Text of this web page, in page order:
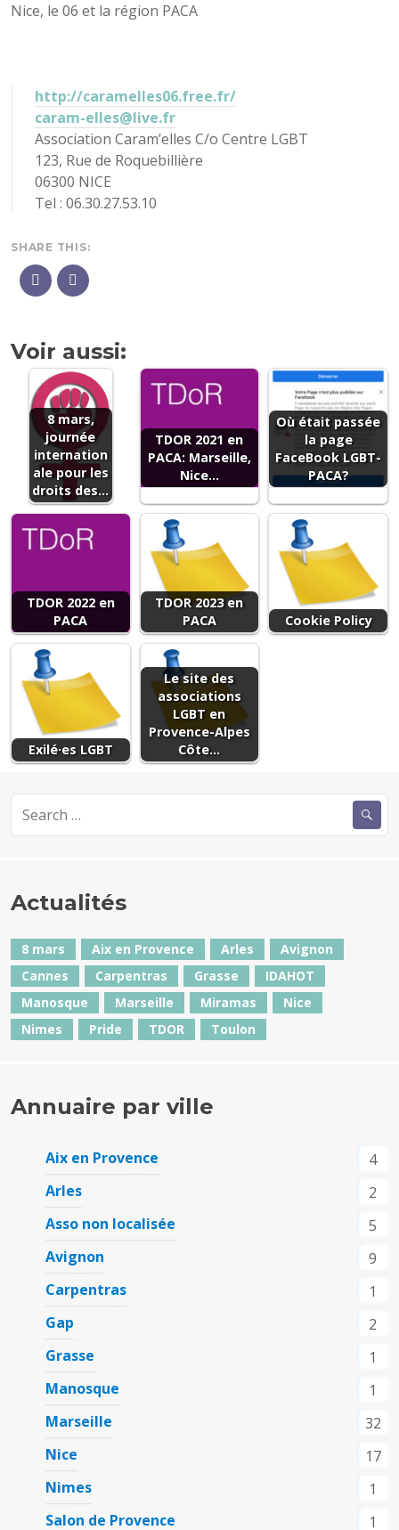
Nice, le 06 et la région PACA
http://caramelles06.free.fr/
caram-elles@live.fr
Association Caram’elles C/o Centre LGBT
123, Rue de Roquebillière
06300 NICE
Tel : 06.30.27.53.10
SHARE THIS:
Voir aussi:
8 mars,
journée
internation
ale pour les
droits des…
TDOR 2021 en
PACA: Marseille,
Nice...
Où était passée
la page
FaceBook LGBT-
PACA?
TDOR 2022 en
PACA
TDOR 2023 en
PACA
Cookie Policy
Exilé·es LGBT
Le site des
associations
LGBT en
Provence-Alpes
Côte…
for:
Actualités
8 mars Aix en Provence Arles
Avignon
Cannes
Carpentras Grasse
IDAHOT
Manosque
Marseille Miramas
Nice
Nimes
Pride TDOR Toulon
Annuaire par ville
Aix en Provence
4
Arles
2
Asso non localisée
5
Avignon
9
Carpentras
1
Gap
2
Grasse
1
Manosque
1
Marseille
32
Nice
17
Nimes
1
Salon de Provence
1